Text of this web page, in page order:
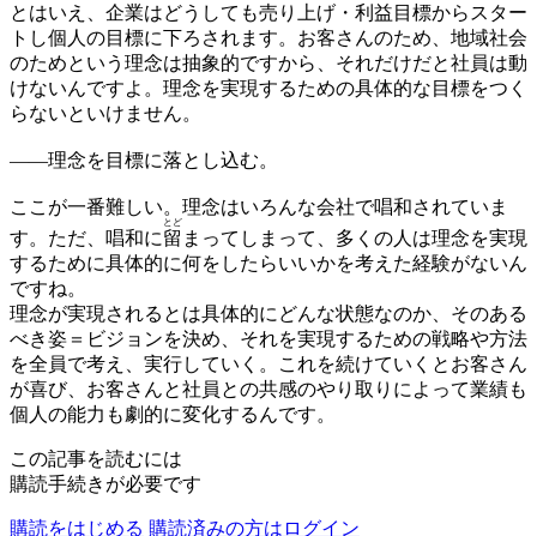
とはいえ、企業はどうしても売り上げ・利益目標からスター
トし個人の目標に下ろされます。お客さんのため、地域社会
のためという理念は抽象的ですから、それだけだと社員は動
けないんですよ。理念を実現するための具体的な目標をつく
らないといけません。
——理念を目標に落とし込む。
ここが一番難しい。理念はいろんな会社で唱和されていま
す。ただ、唱和に留
とど
まってしまって、多くの人は理念を実現
するために具体的に何をしたらいいかを考えた経験がないん
ですね。
理念が実現されるとは具体的にどんな状態なのか、そのある
べき姿＝ビジョンを決め、それを実現するための戦略や方法
を全員で考え、実行していく。これを続けていくとお客さん
が喜び、お客さんと社員との共感のやり取りによって業績も
個人の能力も劇的に変化するんです。
この記事を読むには
購読手続きが必要です
購読をはじめる 購読済みの方はログイン